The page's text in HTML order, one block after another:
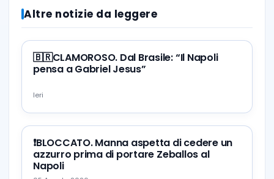
Altre notizie da leggere
🇧🇷CLAMOROSO. Dal Brasile: “Il Napoli
pensa a Gabriel Jesus”
Ieri
❗️BLOCCATO. Manna aspetta di cedere un
azzurro prima di portare Zeballos al
Napoli